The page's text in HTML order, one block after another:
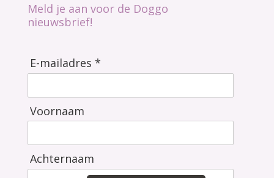
Meld je aan voor de Doggo
nieuwsbrief!
E-mailadres *
Voornaam
Achternaam